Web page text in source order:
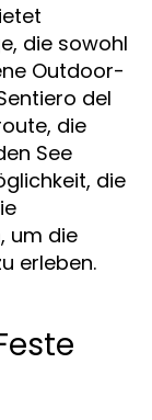
die sowohl
Outdoor-
del
die
See
die
um die
erleben.